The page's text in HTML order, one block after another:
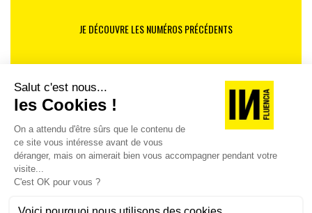
JE DÉCOUVRE LES NUMÉROS PRÉCÉDENTS